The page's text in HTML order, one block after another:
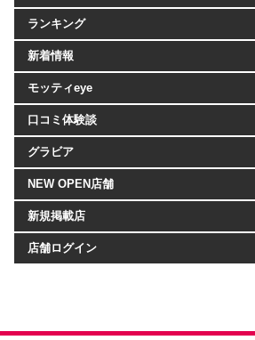
ランキング
新着情報
モッティeye
口コミ体験談
グラビア
NEW OPEN店舗
新規掲載店
店舗ログイン